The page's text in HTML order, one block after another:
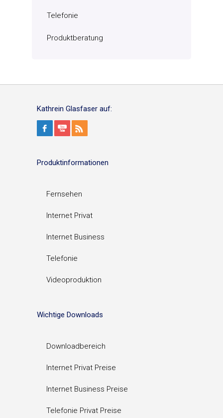
Telefonie
Produktberatung
Kathrein Glasfaser auf:
Produktinformationen
Fernsehen
Internet Privat
Internet Business
Telefonie
Videoproduktion
Wichtige Downloads
Downloadbereich
Internet Privat Preise
Internet Business Preise
Telefonie Privat Preise